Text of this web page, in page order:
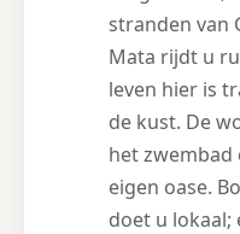
stranden van
Mata rijdt u
leven hier is
de kust. De
het zwembad
eigen oase.
doet u lokaal;